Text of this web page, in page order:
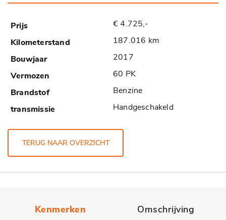
€ 4.725,-
187.016 km
2017
60 PK
Benzine
Handgeschakeld
TERUG NAAR OVERZICHT
Kenmerken Omschrijving